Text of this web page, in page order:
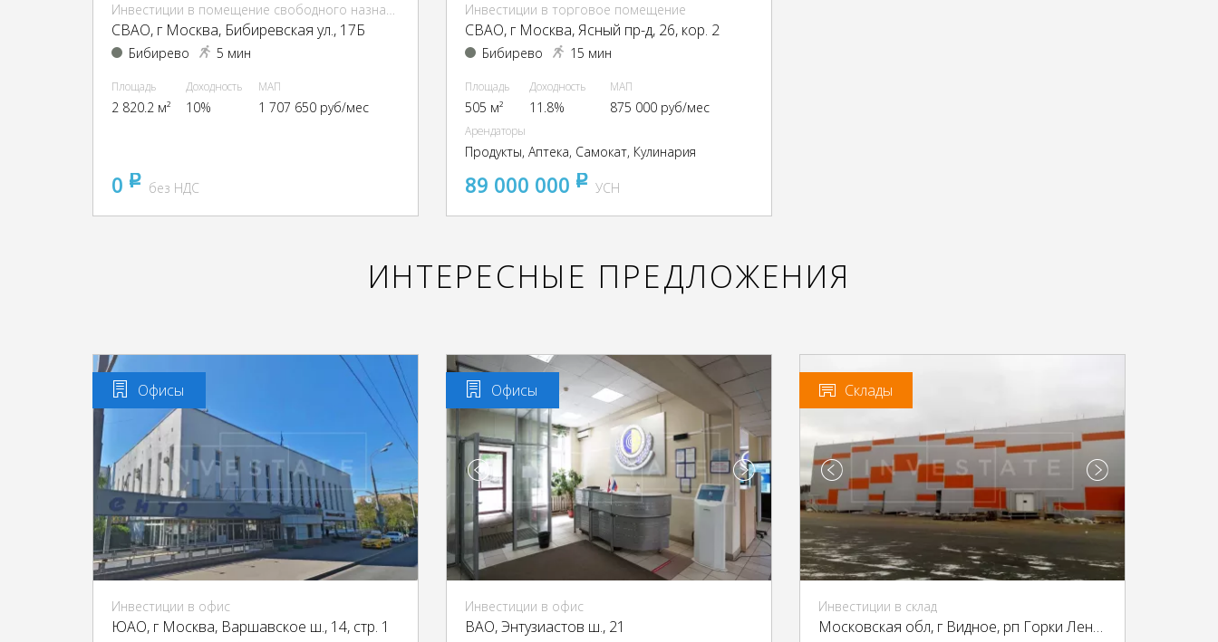
Инвестиции в помещение свободного назначения (ПСН)
CВАО, г Москва, Бибиревская ул., 17Б
Бибирево 5 мин
Площадь
2 820.2 м²
Доходность
10%
МАП
1 707 650 руб/мес
0 pуббез НДС
Инвестиции в торговое помещение
CВАО, г Москва, Ясный пр-д, 26, кор. 2
Бибирево 15 мин
Площадь
505 м²
Доходность
11.8%
МАП
875 000 руб/мес
Арендаторы
Продукты, Аптека, Самокат, Кулинария
89 000 000 pуб
УСН
ИНТЕРЕСНЫЕ ПРЕДЛОЖЕНИЯ
Офисы
Инвестиции в офис
ЮАО, г Москва, Варшавское ш., 14, стр. 1
Офисы
Инвестиции в офис
ВАО, Энтузиастов ш., 21
Склады
Инвестиции в склад
Московская обл, г Видное, рп Горки Ленинские, Промзона Технопарк улица Восточная, Московская обл., промзона Технопарк, Восточная ул.